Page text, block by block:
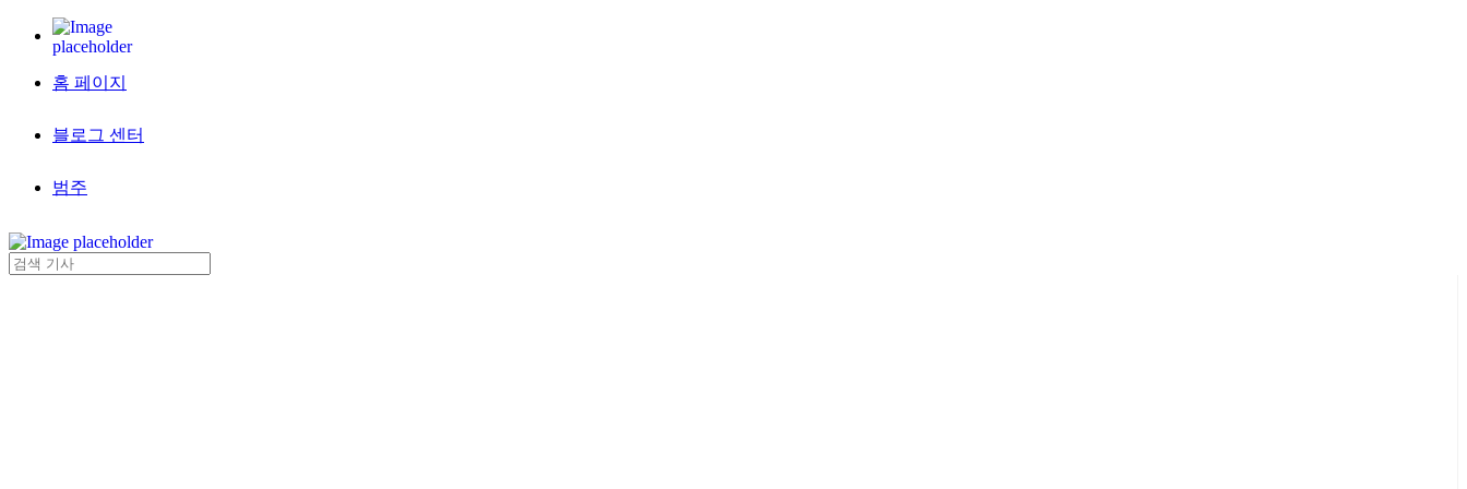
홈 페이지
블로그 센터
범주